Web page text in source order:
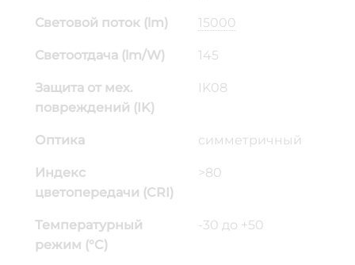
Световой поток (lm) 15000
Светоотдача (lm/W) 145
Защита от мех.
повреждений (IK)
IK08
Оптика симметричный
Индекс
цветопередачи (CRI)
>80
Температурный
режим (°C)
-30 до +50